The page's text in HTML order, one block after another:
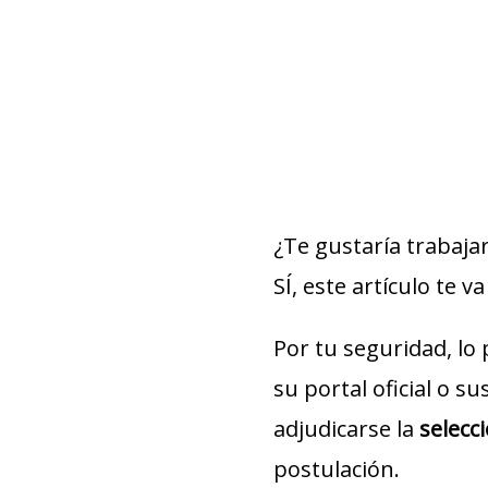
¿Te gustaría
SÍ, este artículo te
Por tu seguridad,
su portal oficial o
adjudicarse la
postulación.